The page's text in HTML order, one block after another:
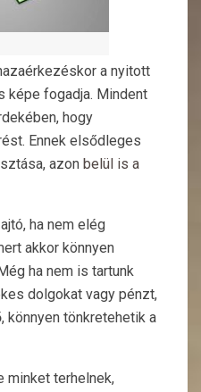
a nyitott
képe fogadja. Mindent
hogy
Ennek elsődleges
azon belül is a
ha nem elég
akkor könnyen
ha nem is tartunk
dolgokat vagy pénzt,
könnyen tönkretehetik a
minket terhelnek,